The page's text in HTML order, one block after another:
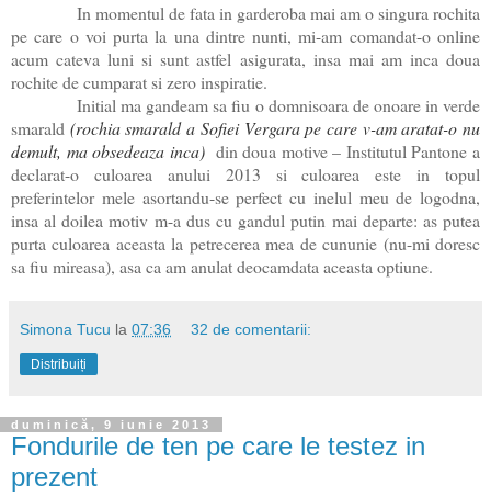
In momentul de fata in garderoba mai am o singura rochita
pe care o voi purta la una dintre nunti, mi-am comandat-o online
acum cateva luni si sunt astfel asigurata, insa mai am inca doua
rochite de cumparat si zero inspiratie.
Initial ma gandeam sa fiu o domnisoara de onoare in verde
smarald (rochia smarald a Sofiei Vergara pe care v-am aratat-o nu
demult, ma obsedeaza inca)din doua motive – Institutul Pantone a
declarat-o culoarea anului 2013 si culoarea este in topul
preferintelor mele asortandu-se perfect cu inelul meu de logodna,
insa al doilea motiv m-a dus cu gandul putin mai departe: as putea
purta culoarea aceasta la petrecerea mea de cununie (nu-mi doresc
sa fiu mireasa), asa ca am anulat deocamdata aceasta optiune.
Simona Tucu la 07:36 32 de comentarii:
Distribuiți
duminică, 9 iunie 2013
Fondurile de ten pe care le testez in
prezent